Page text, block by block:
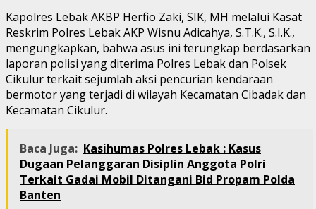
Kapolres Lebak AKBP Herfio Zaki, SIK, MH melalui Kasat
Reskrim Polres Lebak AKP Wisnu Adicahya, S.T.K., S.I.K.,
mengungkapkan, bahwa asus ini terungkap berdasarkan
laporan polisi yang diterima Polres Lebak dan Polsek
Cikulur terkait sejumlah aksi pencurian kendaraan
bermotor yang terjadi di wilayah Kecamatan Cibadak dan
Kecamatan Cikulur.
Baca Juga: Kasihumas Polres Lebak : Kasus
Dugaan Pelanggaran Disiplin Anggota Polri
Terkait Gadai Mobil Ditangani Bid Propam Polda
Banten